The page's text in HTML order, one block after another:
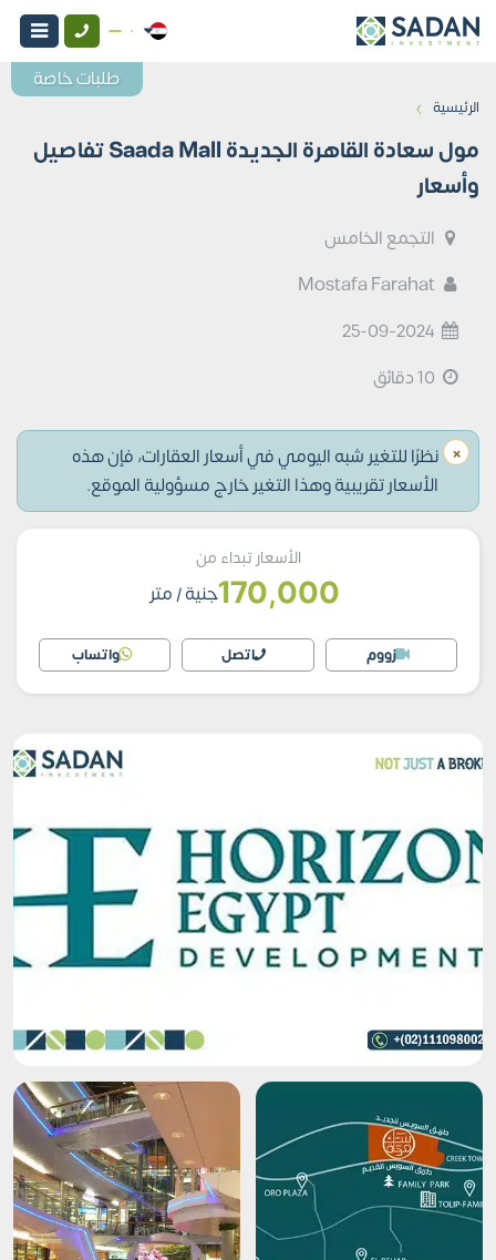
الرئيسية ›
مول سعادة القاهرة الجديدة Saada Mall تفاصيل
وأسعار
التجمع الخامس
Mostafa Farahat
25-09-2024
× نظرًا للتغير شبه اليومي في أسعار العقارات، فإن هذه
الأسعار تقريبية وهذا التغير خارج مسؤولية الموقع.
الأسعار تبداء من
170,000جنية/ متر
زووم اتصل واتساب
طلبات خاصة